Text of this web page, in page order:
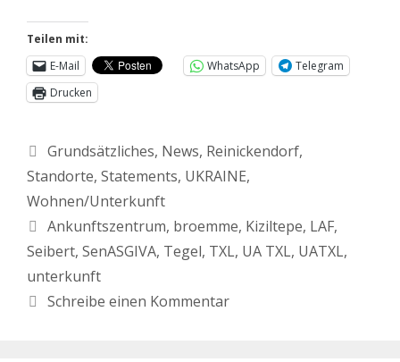
Teilen mit:
E-Mail
WhatsApp
Telegram
Drucken
Grundsätzliches, News, Reinickendorf,
Standorte, Statements, UKRAINE,
Wohnen/Unterkunft
Ankunftszentrum, broemme, Kiziltepe, LAF,
Seibert, SenASGIVA, Tegel, TXL, UA TXL, UATXL,
unterkunft
Schreibe einen Kommentar